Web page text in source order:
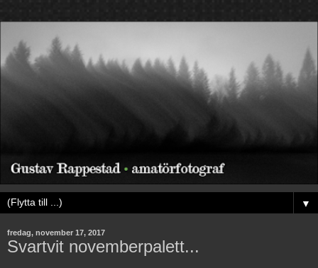
▼
fredag, november 17, 2017
Svartvit novemberpalett...